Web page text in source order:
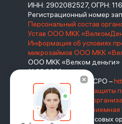
ИНН: 2902082527, ОГРН:
Регистрационный номер
Персональный состав
Устав ООО МКК
Информация об условиях
микрозаймов ООО МКК
ООО МКК «Велком деньги»
11.03.2022 г.
Официальный сайт СРО –
Базовый стандарт защиты
саморегулируемых
РоссииИнтернет-приемная
Реестр микрофинансовых